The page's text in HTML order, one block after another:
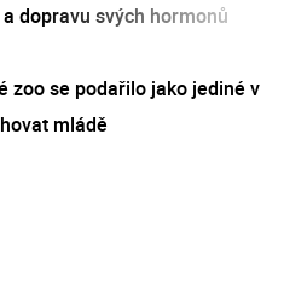
dopravu svých hormonů
zoo se podařilo jako jediné v
mládě